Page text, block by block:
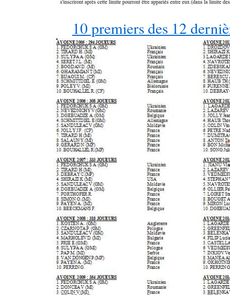
10 premiers des 12